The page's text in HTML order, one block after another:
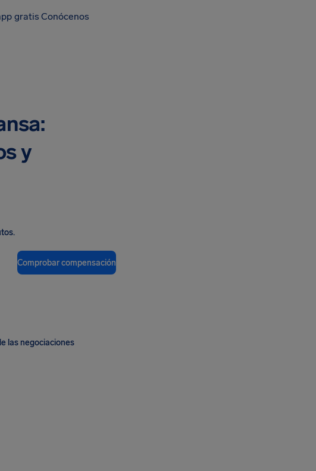
gratis Conócenos
y
Comprobar compensación
las negociaciones